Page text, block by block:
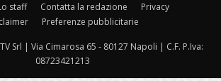
staff Contatta la redazione
Privacy
Preferenze pubblicitarie
Srl | Via Cimarosa 65 - 80127 Napoli | C.F. P.Iva:
08723421213